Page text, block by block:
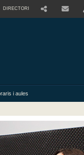
DIRECTORI
i aules